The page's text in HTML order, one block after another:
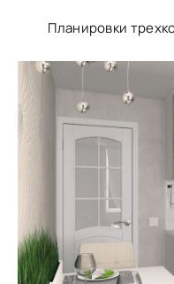
Планировки